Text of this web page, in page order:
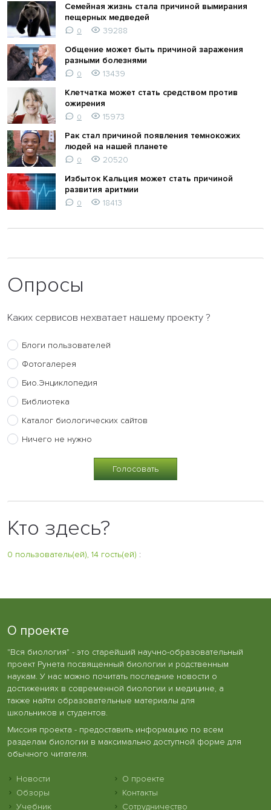
Семейная жизнь стала причиной вымирания
пещерных медведей
0
39288
Общение может быть причиной заражения
разными болезнями
0
13439
Клетчатка может стать средством против
ожирения
0
15973
Рак стал причиной появления темнокожих
людей на нашей планете
0
20520
Избыток Кальция может стать причиной
развития аритмии
0 18413
Опросы
Каких сервисов нехватает нашему проекту ?
Блоги пользователей
Фотогалерея
Био.Энциклопедия
Библиотека
Каталог биологических сайтов
Ничего не нужно
Кто здесь?
0 пользователь(ей), 14 гость(ей) :
О проекте
"Вся биология" - это старейший научно-образовательный
проект Рунета посвященный биологии и родственным
наукам. У нас можно почитать последние новости о
достижениях в современной биологии и медицине, а
также найти образовательные материалы для
школьников и студентов.
Миссия проекта - предоставить информацию по всем
разделам биологии в максимально доступной форме для
обычного читателя.
Новости
Обзоры
Учебник
О проекте
Контакты
Сотрудничество